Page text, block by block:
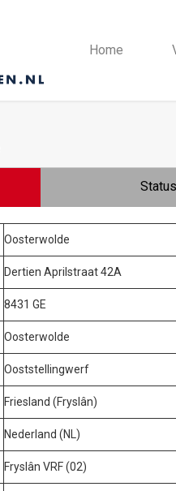
Home
Status
Oosterwolde
Dertien Aprilstraat 42A
8431 GE
Oosterwolde
Ooststellingwerf
Friesland (Fryslân)
Nederland (NL)
Fryslân VRF (02)